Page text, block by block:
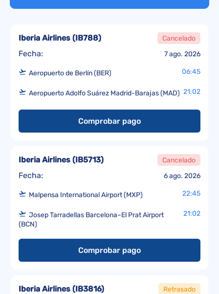
Fecha: 7 ago. 2026
Iberia Airlines (IB788) Cancelado
Aeropuerto de Berlín (BER) 06:45
Aeropuerto Adolfo Suárez Madrid-Barajas (MAD) 21:02
Comprobar pago
Fecha: 6 ago. 2026
Iberia Airlines (IB5713) Cancelado
Malpensa International Airport (MXP) 22:45
Josep Tarradellas Barcelona–El Prat Airport
(BCN)
21:02
Comprobar pago
Iberia Airlines (IB3816) Retrasado